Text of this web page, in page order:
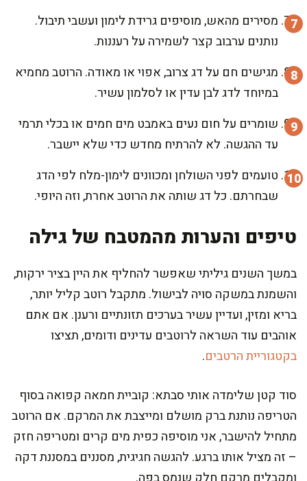
מסירים מהאש, מוסיפים גרידת לימון ועשבי תיבול.
נותנים ערבוב קצר לשמירה על רעננות.
מגישים חם על דג צרוב, אפוי או מאודה. הרוטב מחמיא
במיוחד לדג לבן עדין או לסלמון עשיר.
שומרים על חום נעים באמבט מים חמים או בכלי תרמי
עד ההגשה. לא להרתיח מחדש כדי שלא יישבר.
טועמים לפני השולחן ומכוונים לימון-מלח לפי הדג
שבחרתם. כל דג שותה את הרוטב אחרת, וזה היופי.
טיפים והערות מהמטבח של גילה
במשך השנים גיליתי שאפשר להחליף את היין בציר ירקות,
והשמנת במשקה סויה לבישול. מתקבל רוטב קליל יותר,
בריא ומזין, ועדיין עשיר בערכים תזונתיים ורענן. אם אתם
אוהבים עוד השראה לרוטבים עדינים ודומים, תציצו
בקטגוריית הרטבים.
סוד קטן שלימדה אותי סבתא: קוביית חמאה קפואה בסוף
הטריפה נותנת ברק מושלם ומייצבת את המרקם. אם הרוטב
מתחיל להישבר, אני מוסיפה כפית מים קרים ומטריפה חזק
– זה מציל אותו ברגע. להגשה חגיגית, מסננים במסננת דקה